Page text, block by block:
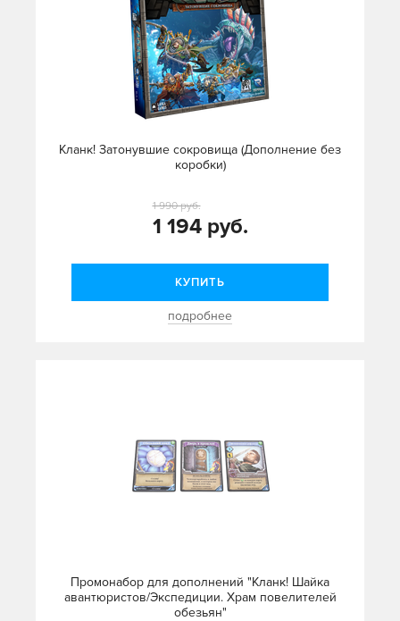
Кланк! Затонувшие сокровища (Дополнение без
коробки)
1 194 руб.
1 990 руб.
КУПИТЬ
подробнее
Промонабор для дополнений "Кланк! Шайка
авантюристов/Экспедиции. Храм повелителей
обезьян"